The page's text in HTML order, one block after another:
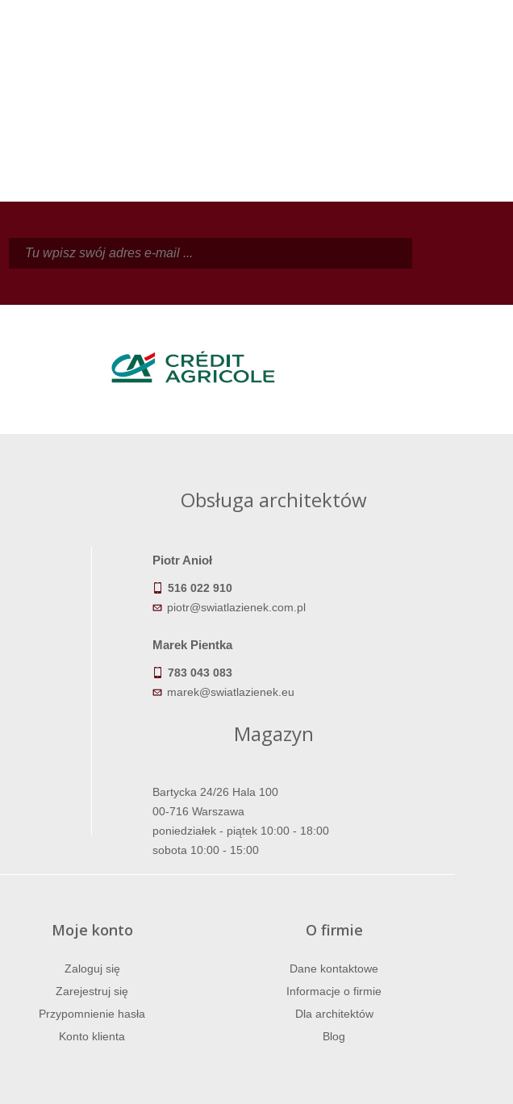
Obsługa architektów
Piotr Anioł
516 022 910
piotr@swiatlazienek.com.pl
Marek Pientka
783 043 083
marek@swiatlazienek.eu
Magazyn
Bartycka 24/26 Hala 100
00-716 Warszawa
poniedziałek - piątek 10:00 - 18:00
sobota 10:00 - 15:00
Moje konto
Zaloguj się
Zarejestruj się
Przypomnienie hasła
Konto klienta
O firmie
Dane kontaktowe
Informacje o firmie
Dla architektów
Blog